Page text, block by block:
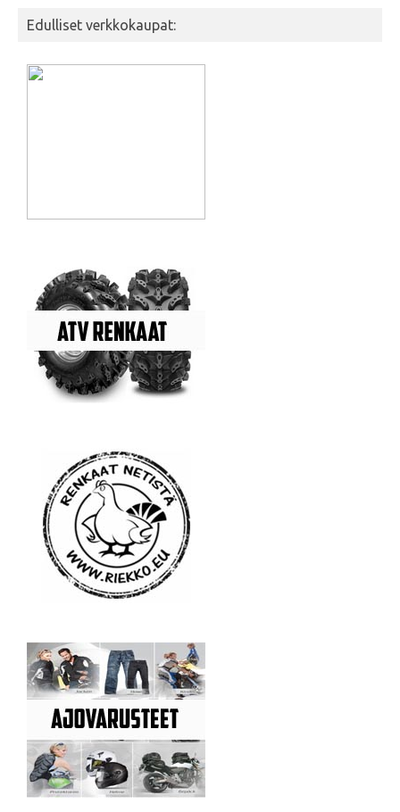
Edulliset verkkokaupat: